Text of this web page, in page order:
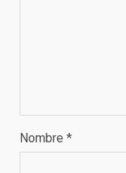
Nombre *